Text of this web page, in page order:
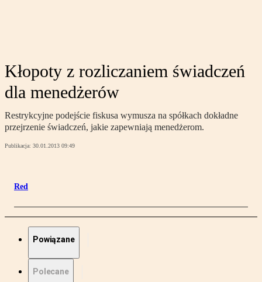
Kłopoty z rozliczaniem świadczeń
dla menedżerów
Restrykcyjne podejście fiskusa wymusza na spółkach dokładne
przejrzenie świadczeń, jakie zapewniają menedżerom.
Publikacja: 30.01.2013 09:49
Red
Powiązane
Polecane